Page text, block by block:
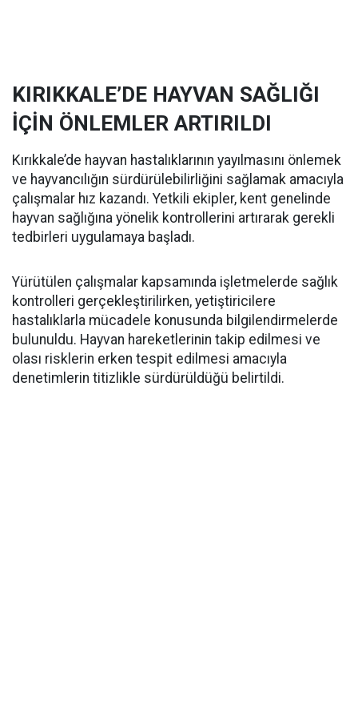
KIRIKKALE’DE HAYVAN SAĞLIĞI
İÇİN ÖNLEMLER ARTIRILDI
Kırıkkale’de hayvan hastalıklarının yayılmasını önlemek
ve hayvancılığın sürdürülebilirliğini sağlamak amacıyla
çalışmalar hız kazandı. Yetkili ekipler, kent genelinde
hayvan sağlığına yönelik kontrollerini artırarak gerekli
tedbirleri uygulamaya başladı.
Yürütülen çalışmalar kapsamında işletmelerde sağlık
kontrolleri gerçekleştirilirken, yetiştiricilere
hastalıklarla mücadele konusunda bilgilendirmelerde
bulunuldu. Hayvan hareketlerinin takip edilmesi ve
olası risklerin erken tespit edilmesi amacıyla
denetimlerin titizlikle sürdürüldüğü belirtildi.